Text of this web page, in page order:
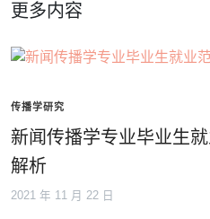
更多内容
传播学研究
新闻传播学专业毕业生
解析
2021 年 11 月 22 日